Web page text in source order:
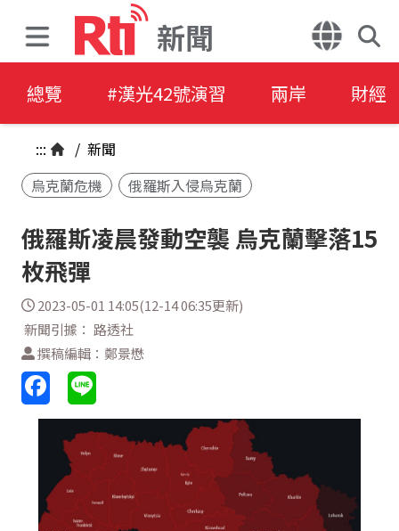
新聞
總覽 #漢光42號演習 兩岸 財經
::: / 新聞
烏克蘭危機
俄羅斯入侵烏克蘭
俄羅斯凌晨發動空襲 烏克蘭擊落15
枚飛彈
2023-05-01 14:05(12-14 06:35更新)
新聞引據： 路透社
撰稿編輯：鄭景懋